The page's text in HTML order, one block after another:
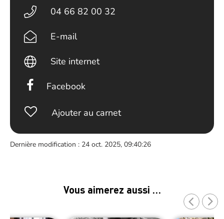
04 66 82 00 32
E-mail
Site internet
Facebook
Ajouter au carnet
Dernière modification : 24 oct. 2025, 09:40:26
Vous aimerez aussi …